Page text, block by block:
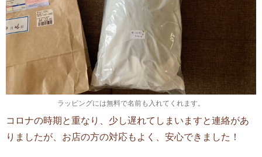
ラッピングには無料で名前も入れてくれます。
コロナの時期と重なり、少し遅れてしまいますと連絡があ
りましたが、お店の方の対応もよく、安心できました！